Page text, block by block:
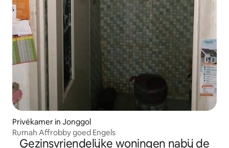
Privékamer in Jonggol
Rumah Affrobby goed Engels
Gezinsvriendelijke woningen nabij de